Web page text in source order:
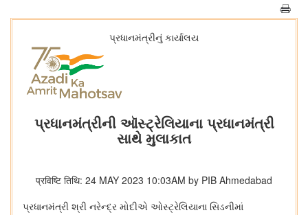
પ્રધાનમંત્રીનું કાર્યાલય
પ્રધાનમંત્રીની ઑસ્ટ્રેલિયાના પ્રધાનમંત્રી
સાથે મુલાકાત
प्रविष्टि तिथि: 24 MAY 2023 10:03AM by PIB Ahmedabad
પ્રધાનમંત્રી શ્રી નરેન્દ્ર મોદીએ ઓસ્ટ્રેલિયાના સિડનીમાં